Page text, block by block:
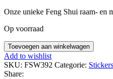
Onze unieke Feng Shui raam- en
Op voorraad
Raamsticker
Ganesha
aantal
Toevoegen aan winkelwagen
Add to wishlist
SKU: FSW392 Categorie: Stickers
Share: